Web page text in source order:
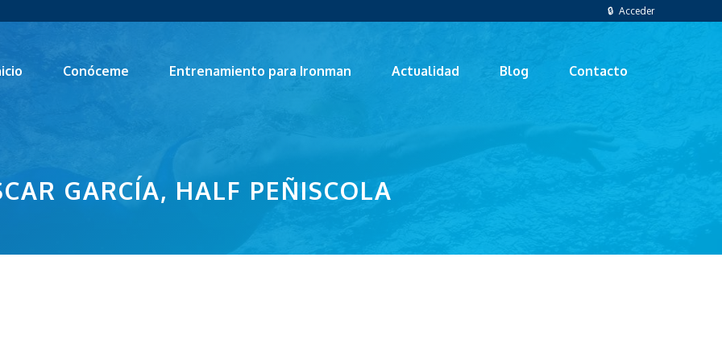
🔒 Acceder
Conóceme Entrenamiento para Ironman Actualidad Blog Contacto
GARCÍA, HALF PEÑISCOLA